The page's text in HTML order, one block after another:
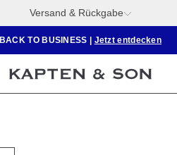
Versand & Rückgabe
BACK TO BUSINESS Jetzt entdecken